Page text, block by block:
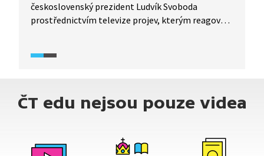
československý prezident Ludvík Svoboda
prostřednictvím televize projev, kterým reagoval
ČT edu nejsou pouze videa